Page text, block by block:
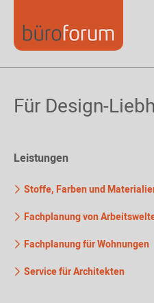
Für Design-
Leistungen
Stoffe, Farben und
Fachplanung von
Fachplanung für Wohnungen
Service für Architekten